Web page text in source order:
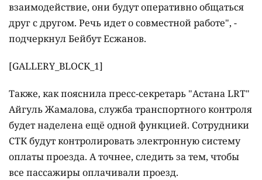
взаимодействие, они будут оперативно общаться
друг с другом. Речь идет о совместной работе", -
подчеркнул Бейбут Есжанов.
[GALLERY_BLOCK_1]
Также, как пояснила пресс-секретарь "Астана LRT"
Айгуль Жамалова, служба транспортного контроля
будет наделена ещё одной функцией. Сотрудники
СТК будут контролировать электронную систему
оплаты проезда. А точнее, следить за тем, чтобы
все пассажиры оплачивали проезд.